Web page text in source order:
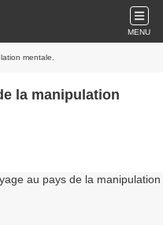
MENU
mentale.
la manipulation